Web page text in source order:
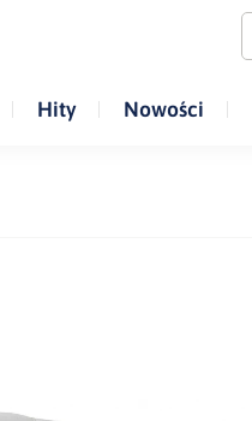
Hity Nowości